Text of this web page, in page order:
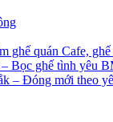
ghế quán Cafe, ghế
Bọc ghế tình yêu
– Đóng mới theo